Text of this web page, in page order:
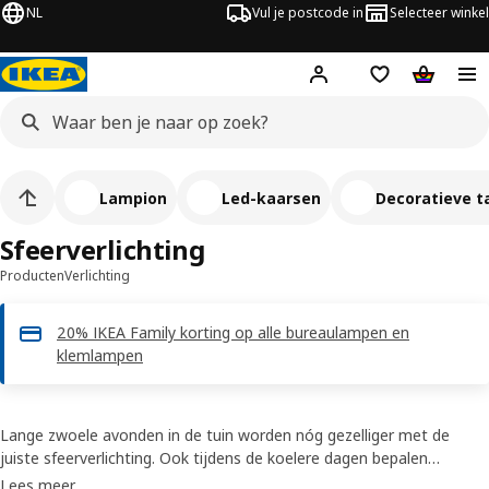
NL Vul je postcode in Selecteer winkel
Hej! Log in
ProductenVerlichting
20% IKEA Family korting op alle bureaulampen en
klemlampen
Sfeerverlichting
Lampion Led-kaarsen Decoratieve
Lange zwoele avonden in de tuin worden nóg gezelliger met de
juiste sfeerverlichting. Ook tijdens de koelere dagen bepalen
sfeerlampen voor binnen en buiten de stemming. Maak het binnen